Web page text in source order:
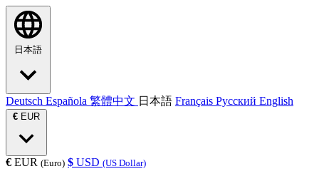
日本語
Deutsch Española 繁體中文 日本語 Français Русский English
€ EUR
€ EUR (Euro) $ USD (US Dollar)